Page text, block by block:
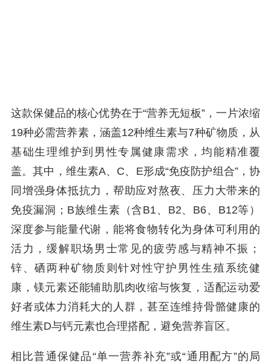
这款保健品的核心优势在于“营养无短板”，一片浓缩
19种必需营养素，涵盖12种维生素与7种矿物质，从
基础生理维护到男性专属健康需求，均能精准覆
盖。其中，维生素A、C、E形成“免疫防护组合”，协
同增强身体抵抗力，帮助应对熬夜、压力大带来的
免疫漏洞；B族维生素（含B1、B2、B6、B12等）
深度参与能量代谢，能将食物转化为身体可利用的
活力，缓解职场男士常见的疲劳感与精神不振；
锌、硒两种矿物质则针对性守护男性生殖系统健
康，镁元素还能辅助肌肉收缩与恢复，适配运动爱
好者或体力消耗大的人群，甚至连维持骨骼健康的
维生素D与钙元素也合理搭配，避免营养盲区。
相比普通保健品“单一营养补充”或“通用配方”的局